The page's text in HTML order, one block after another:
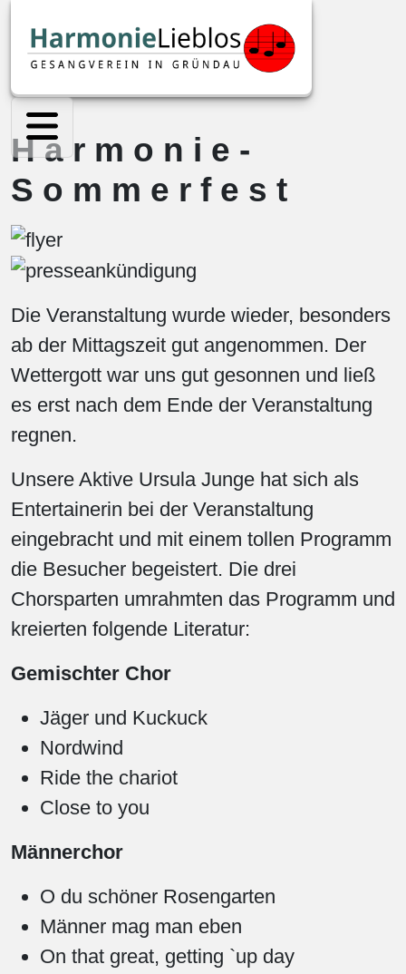
Harmonie-
Sommerfest
Die Veranstaltung wurde wieder, besonders
ab der Mittagszeit gut angenommen. Der
Wettergott war uns gut gesonnen und ließ
es erst nach dem Ende der Veranstaltung
regnen.
Unsere Aktive Ursula Junge hat sich als
Entertainerin bei der Veranstaltung
eingebracht und mit einem tollen Programm
die Besucher begeistert. Die drei
Chorsparten umrahmten das Programm und
kreierten folgende Literatur:
Gemischter Chor
Jäger und Kuckuck
Nordwind
Ride the chariot
Close to you
Männerchor
O du schöner Rosengarten
Männer mag man eben
On that great, getting `up day